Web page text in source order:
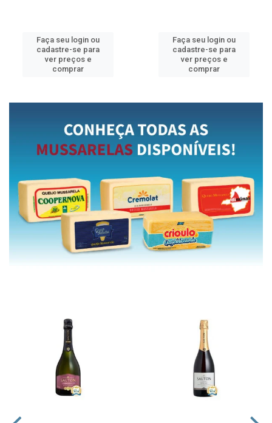
Faça seu login ou
cadastre-se para
ver preços e
comprar
Faça seu login ou
cadastre-se para
ver preços e
comprar